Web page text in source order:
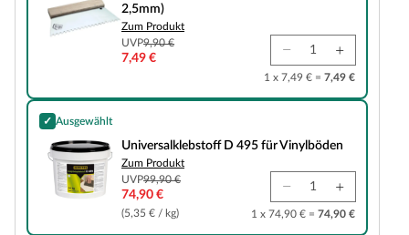
2,5mm)
Zum Produkt
UVP9,90 €
7,49 €
1 x 7,49 € = 7,49 €
✓ Ausgewählt
Universalklebstoff D 495 für Vinylböden
Universalklebstoff D 495 für Vinylböden
Zum Produkt
UVP99,90 €
74,90 €
(5,35 € / kg) 1 x 74,90 € = 74,90 €